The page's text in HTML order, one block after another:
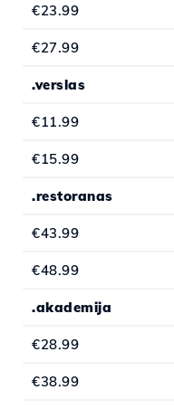
€23.99
€27.99
.verslas
€11.99
€15.99
.restoranas
€43.99
€48.99
.akademija
€28.99
€38.99